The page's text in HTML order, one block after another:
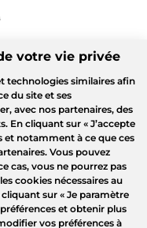
votre vie privée
technologies similaires afin
du site et ses
avec nos partenaires, des
En cliquant sur « J’accepte
et notamment à ce que ces
Vous pouvez
cas, vous ne pourrez pas
cookies nécessaires au
sur « Je paramètre
et obtenir plus
vos préférences à